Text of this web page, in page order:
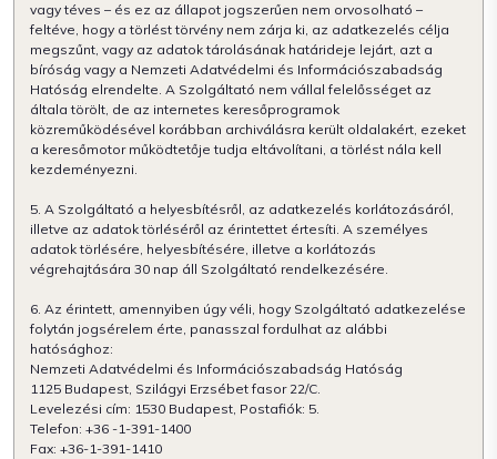
vagy téves – és ez az állapot jogszerűen nem orvosolható –
feltéve, hogy a törlést törvény nem zárja ki, az adatkezelés célja
megszűnt, vagy az adatok tárolásának határideje lejárt, azt a
bíróság vagy a Nemzeti Adatvédelmi és Információszabadság
Hatóság elrendelte. A Szolgáltató nem vállal felelősséget az
általa törölt, de az internetes keresőprogramok
közreműködésével korábban archiválásra került oldalakért, ezeket
a keresőmotor működtetője tudja eltávolítani, a törlést nála kell
kezdeményezni.
5. A Szolgáltató a helyesbítésről, az adatkezelés korlátozásáról,
illetve az adatok törléséről az érintettet értesíti. A személyes
adatok törlésére, helyesbítésére, illetve a korlátozás
végrehajtására 30 nap áll Szolgáltató rendelkezésére.
6. Az érintett, amennyiben úgy véli, hogy Szolgáltató adatkezelése
folytán jogsérelem érte, panasszal fordulhat az alábbi
hatósághoz:
Nemzeti Adatvédelmi és Információszabadság Hatóság
1125 Budapest, Szilágyi Erzsébet fasor 22/C.
Levelezési cím: 1530 Budapest, Postafiók: 5.
Telefon: +36 -1-391-1400
Fax: +36-1-391-1410